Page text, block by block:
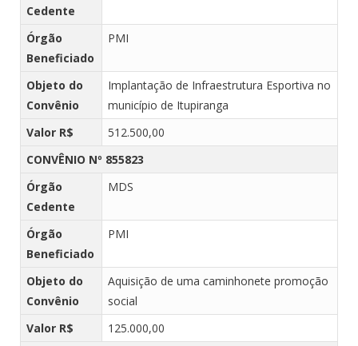
Cedente
Órgão
Beneficiado
PMI
Objeto do
Convênio
Implantação de Infraestrutura Esportiva no
município de Itupiranga
Valor R$
512.500,00
CONVÊNIO Nº 855823
Órgão
Cedente
MDS
Órgão
Beneficiado
PMI
Objeto do
Convênio
Aquisição de uma caminhonete promoção
social
Valor R$
125.000,00